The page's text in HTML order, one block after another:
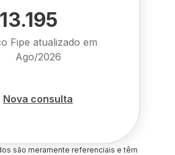
Fipe atualizado em
Ago/2026
Nova consulta
são meramente referenciais e têm